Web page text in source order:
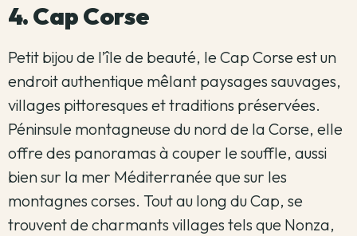
4. Cap Corse
Petit bijou de l’île de beauté, le Cap Corse est un
endroit authentique mêlant paysages sauvages,
villages pittoresques et traditions préservées.
Péninsule montagneuse du nord de la Corse, elle
offre des panoramas à couper le souffle, aussi
bien sur la mer Méditerranée que sur les
montagnes corses. Tout au long du Cap, se
trouvent de charmants villages tels que Nonza,